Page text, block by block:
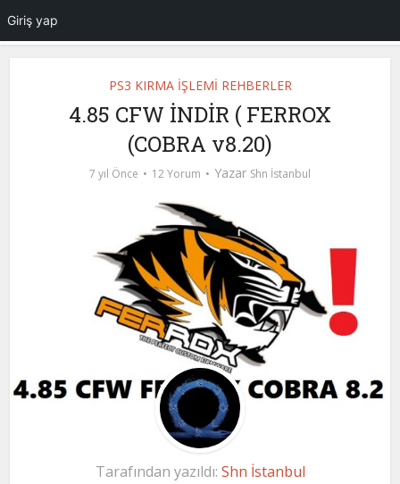
PS3 KIRMA İŞLEMİ REHBERLER
4.85 CFW İNDİR ( FERROX
(COBRA v8.20)
7 yıl Önce 12 Yorum Yazar Shn İstanbul
Tarafından yazıldı: Shn İstanbul
Giriş yap